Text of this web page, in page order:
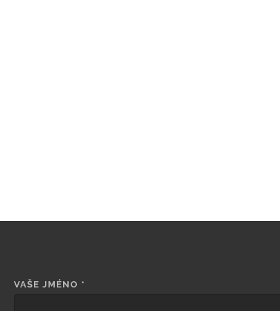
VAŠE JMÉNO *